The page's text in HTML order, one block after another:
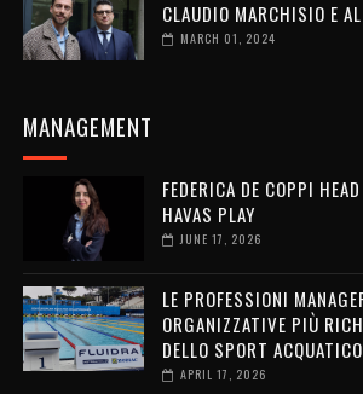
CLAUDIO MARCHISIO E
MARCH 01, 2024
MANAGEMENT
FEDERICA DE COPPI
HAVAS PLAY
JUNE 17, 2026
LE PROFESSIONI
ORGANIZZATIVE PIÙ
DELLO SPORT ACQUATICO
APRIL 17, 2026